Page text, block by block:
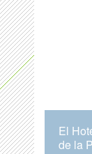
El
de la